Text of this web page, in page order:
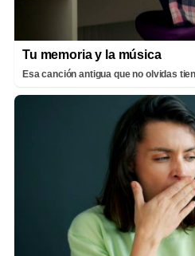
Tu memoria y la música
Esa canción antigua que no olvidas